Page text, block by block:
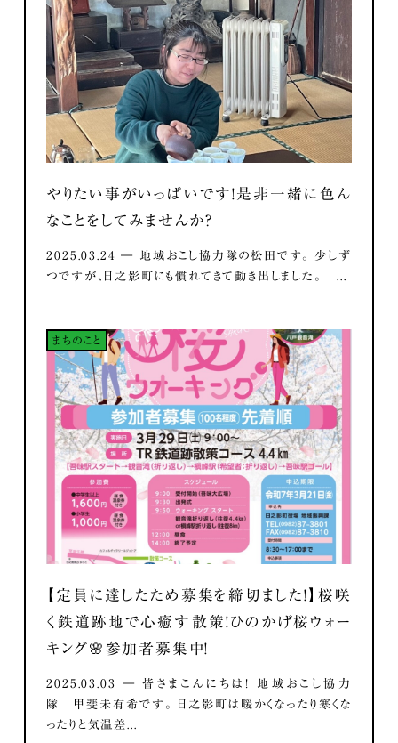
やりたい事がいっぱいです！是非一緒に色ん
なことをしてみませんか？
2025.03.24 ― 地域おこし協力隊の松田です。 少しず
つですが、日之影町にも慣れてきて動き出しました。 ...
まちのこと
【定員に達したため募集を締切ました！】桜咲
く鉄道跡地で心癒す散策！ひのかげ桜ウォー
キング🌸参加者募集中！
2025.03.03 ― 皆さまこんにちは！ 地域おこし協力
隊 甲斐未有希です。 日之影町は暖かくなったり寒くな
ったりと気温差...